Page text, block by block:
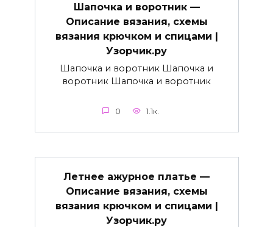
Шапочка и воротник —
Описание вязания, схемы
вязания крючком и спицами |
Узорчик.ру
Шапочка и воротник Шапочка и
воротник Шапочка и воротник
0 1.1к.
Летнее ажурное платье —
Описание вязания, схемы
вязания крючком и спицами |
Узорчик.ру